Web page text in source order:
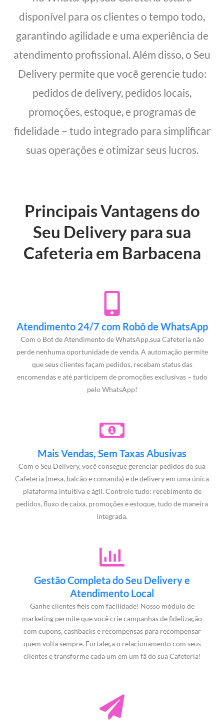
disponível para os clientes o tempo todo,
garantindo agilidade e uma experiência de
atendimento profissional. Além disso, o Seu
Delivery permite que você gerencie tudo:
pedidos de delivery, pedidos locais,
promoções, estoque, e programas de
fidelidade – tudo integrado para simplificar
suas operações e otimizar seus lucros.
Principais Vantagens do
Seu Delivery para sua
Cafeteria em Barbacena
Atendimento 24/7 com Robô de WhatsApp
Com o Bot de Atendimento de WhatsApp,sua Cafeteria não
perde nenhuma oportunidade de venda. A automação permite
que seus clientes façam pedidos, recebam status das
encomendas e até participem de promoções exclusivas – tudo
pelo WhatsApp!
Mais Vendas, Sem Taxas Abusivas
Com o Seu Delivery, você consegue gerenciar pedidos do sua
Cafeteria (mesa, balcão e comanda) e de delivery em uma única
plataforma intuitiva e ágil. Controle tudo: recebimento de
pedidos, fluxo de caixa, promoções e estoque, tudo de maneira
integrada.
Gestão Completa do Seu Delivery e
Atendimento Local
Ganhe clientes fiéis com facilidade! Nosso módulo de
marketing permite que você crie campanhas de fidelização
com cupons, cashbacks e recompensas para recompensar
quem volta sempre. Fortaleça o relacionamento com seus
clientes e transforme cada um em um fã do sua Cafeteria!